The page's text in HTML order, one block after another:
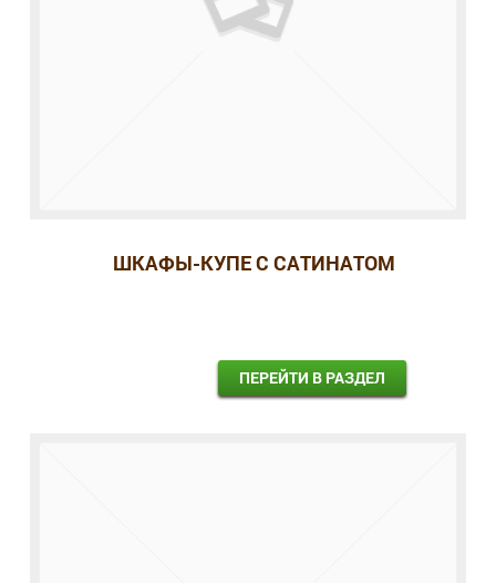
ШКАФЫ-КУПЕ С САТИНАТОМ
ПЕРЕЙТИ В РАЗДЕЛ